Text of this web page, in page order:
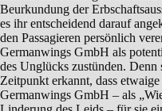
Beurkundung der
es ihr entscheidend darauf
den Passagieren persönlich
Germanwings GmbH als
des Unglücks zustünden. Denn
Zeitpunkt erkannt, dass
Germanwings GmbH – als